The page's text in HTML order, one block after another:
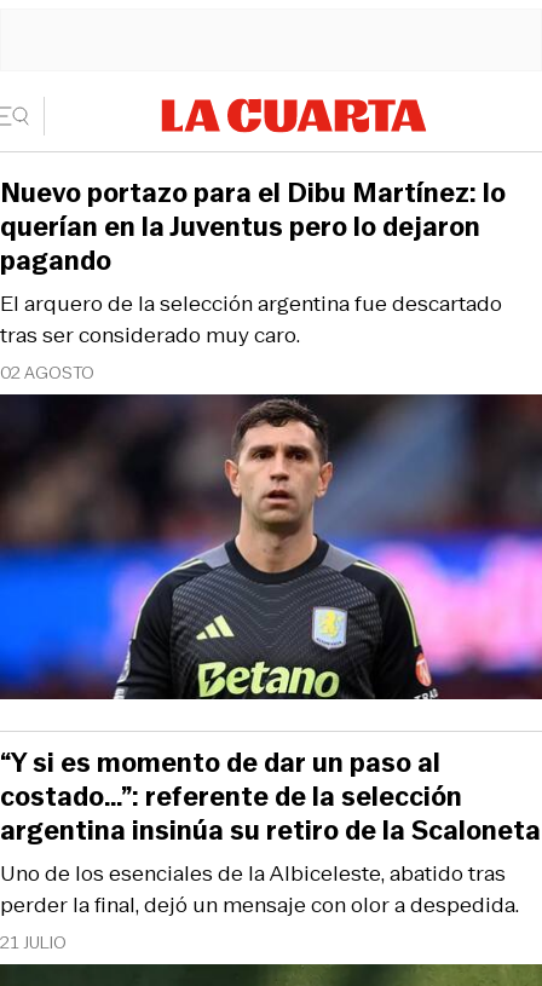
02 AGOSTO
El arquero de la selección argentina fue descartado
tras ser considerado muy caro.
Nuevo portazo para el Dibu Martínez: lo
querían en la Juventus pero lo dejaron
pagando
21 JULIO
Uno de los esenciales de la Albiceleste, abatido tras
perder la final, dejó un mensaje con olor a despedida.
“Y si es momento de dar un paso al
costado…”: referente de la selección
argentina insinúa su retiro de la Scaloneta